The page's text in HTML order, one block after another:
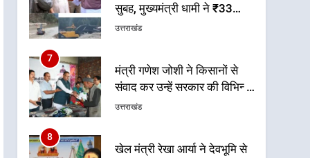
सुबह, मुख्यमंत्री धामी ने ₹33
करोड़ के विकास और राहत कार्यों
उत्तराखंड
7
मंत्री गणेश जोशी ने किसानों से
संवाद कर उन्हें सरकार की विभिन्न
कृषि एवं बागवानी योजनाओं का
उत्तराखंड
8
खेल मंत्री रेखा आर्या ने देवभूमि से